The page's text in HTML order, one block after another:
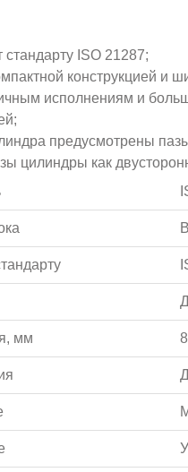
стандарту ISO 21287;
конструкцией и
исполнениям и
предусмотрены
цилиндры как
мм